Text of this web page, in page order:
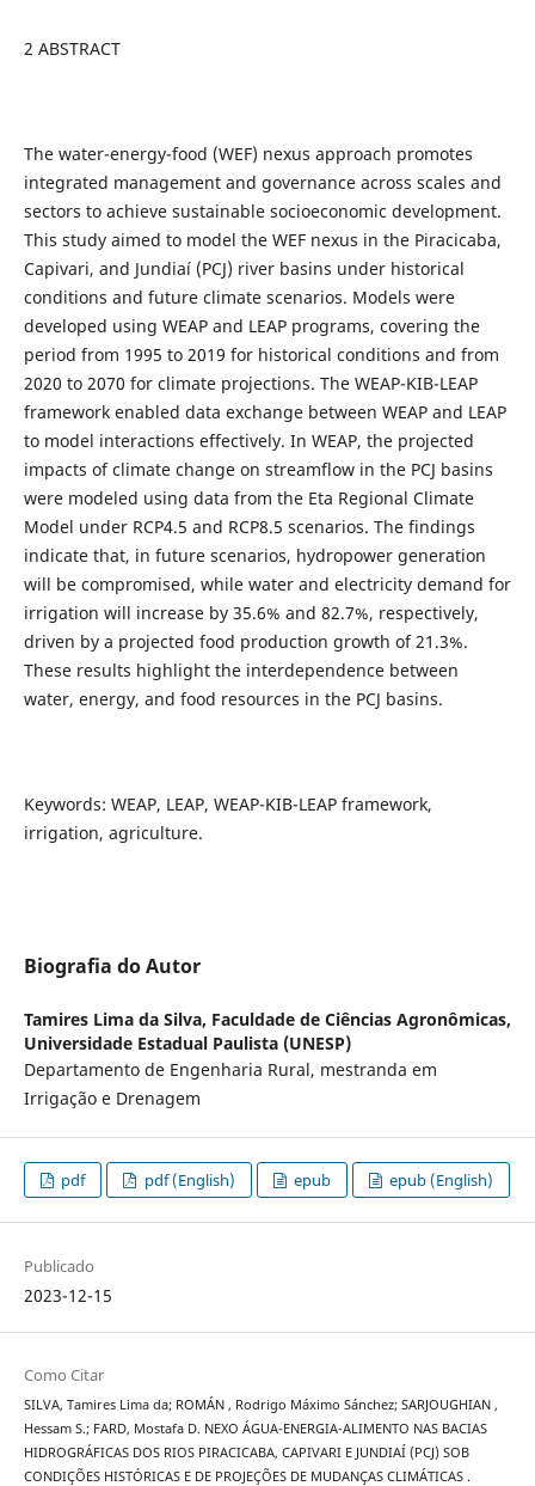
2 ABSTRACT
The water-energy-food (WEF) nexus approach promotes
integrated management and governance across scales and
sectors to achieve sustainable socioeconomic development.
This study aimed to model the WEF nexus in the Piracicaba,
Capivari, and Jundiaí (PCJ) river basins under historical
conditions and future climate scenarios. Models were
developed using WEAP and LEAP programs, covering the
period from 1995 to 2019 for historical conditions and from
2020 to 2070 for climate projections. The WEAP-KIB-LEAP
framework enabled data exchange between WEAP and LEAP
to model interactions effectively. In WEAP, the projected
impacts of climate change on streamflow in the PCJ basins
were modeled using data from the Eta Regional Climate
Model under RCP4.5 and RCP8.5 scenarios. The findings
indicate that, in future scenarios, hydropower generation
will be compromised, while water and electricity demand for
irrigation will increase by 35.6% and 82.7%, respectively,
driven by a projected food production growth of 21.3%.
These results highlight the interdependence between
water, energy, and food resources in the PCJ basins.
Keywords: WEAP, LEAP, WEAP-KIB-LEAP framework,
irrigation, agriculture.
Biografia do Autor
Tamires Lima da Silva, Faculdade de Ciências Agronômicas,
Universidade Estadual Paulista (UNESP)
Departamento de Engenharia Rural, mestranda em
Irrigação e Drenagem
pdf pdf (English) epub epub (English)
Publicado
2023-12-15
Como Citar
SILVA, Tamires Lima da; ROMÁN , Rodrigo Máximo Sánchez; SARJOUGHIAN ,
Hessam S.; FARD, Mostafa D. NEXO ÁGUA-ENERGIA-ALIMENTO NAS BACIAS
HIDROGRÁFICAS DOS RIOS PIRACICABA, CAPIVARI E JUNDIAÍ (PCJ) SOB
CONDIÇÕES HISTÓRICAS E DE PROJEÇÕES DE MUDANÇAS CLIMÁTICAS .